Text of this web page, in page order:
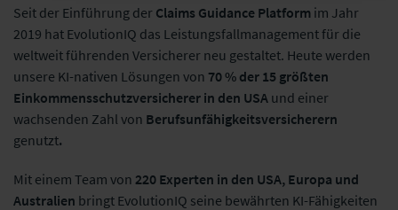
Seit der Einführung der Claims Guidance Platform im Jahr
2019 hat EvolutionIQ das Leistungsfallmanagement für die
weltweit führenden Versicherer neu gestaltet. Heute werden
unsere KI-nativen Lösungen von 70 % der 15 größten
Einkommensschutzversicherer in den USA und einer
wachsenden Zahl von Berufsunfähigkeitsversicherern
genutzt.
Mit einem Team von 220 Experten in den USA, Europa und
Australien bringt EvolutionIQ seine bewährten KI-Fähigkeiten